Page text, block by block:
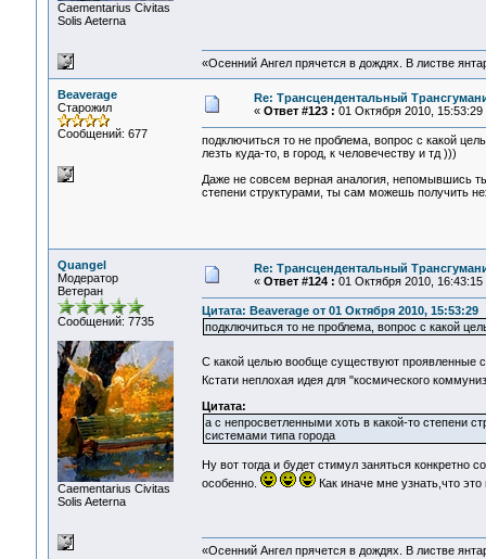
Сaementarius Civitas
Solis Aeterna
«Осенний Ангел прячется в дождях. В листве
Beaverage
Старожил
Сообщений: 677
Re: Трансцендентальный
« Ответ #123 : 01 Октября 2010, 15:53:29
подключиться то не проблема, вопрос с какой
лезть куда-то, в город, к человечеству и тд )))
Даже не совсем верная аналогия, непомывшись
степени структурами, ты сам можешь получить
Quangel
Модератор
Ветеран
Сообщений: 7735
Сaementarius Civitas
Solis Aeterna
Re: Трансцендентальный
« Ответ #124 : 01 Октября 2010, 16:43:15
Цитата: Beaverage от 01 Октября 2010, 15:53:29
подключиться то не проблема, вопрос с какой
С какой целью вообще существуют проявленные
Кстати неплохая идея для "космического
Цитата:
а с непросветленными хоть в какой-то степени
системами типа города
Ну вот тогда и будет стимул заняться конкретно
особенно.
Как иначе мне узнать,что это
«Осенний Ангел прячется в дождях. В листве